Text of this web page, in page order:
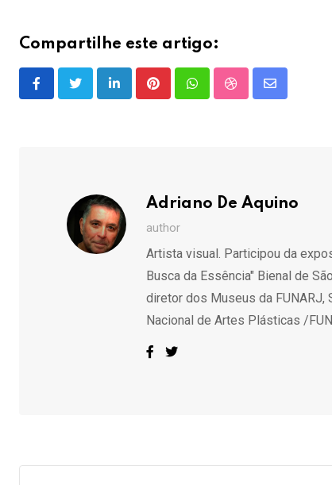
Compartilhe este artigo:
LinkedInPinterestWhatsappStumbleUpon
Share
Adriano De Aquino
author
Artista visual. Participou da
Busca da Essência" Bienal de
diretor dos Museus da FUNARJ,
Nacional de Artes Plásticas /